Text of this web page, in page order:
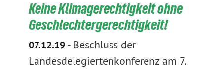
Keine Klimagerechtigkeit ohne
Geschlechtergerechtigkeit!
07.12.19- Beschluss der
Landesdelegiertenkonferenz am 7.